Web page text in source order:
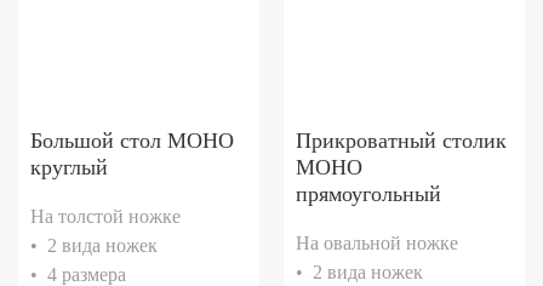
Большой стол МОНО
круглый
На толстой ножке
• 2 вида ножек
• 4 размера
Прикроватный столик
МОНО
прямоугольный
На овальной ножке
• 2 вида ножек